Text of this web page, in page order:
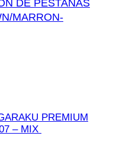
PREMIUM
– MIX